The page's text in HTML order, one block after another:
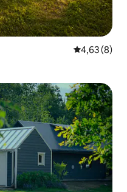
Průměrné
4,63 (8)